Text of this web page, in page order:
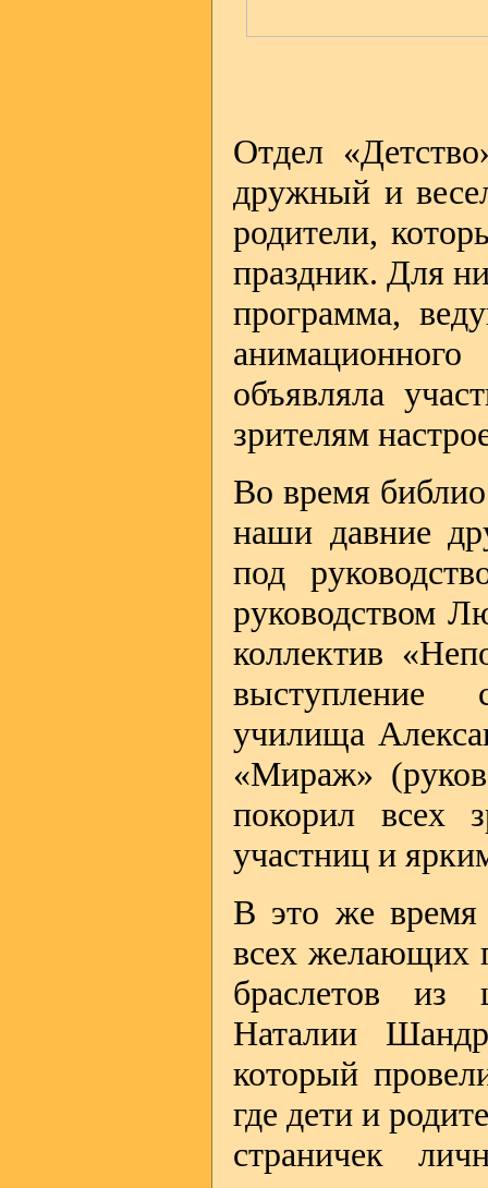
Отдел
дружный и
родители,
праздник. Для
программа,
объявляла
зрителям
Во время
наши давние
под
руководством
коллектив
выступление
училища
«Мираж»
покорил всех
участниц и
В это же время
всех желающих
браслетов из
Наталии
который
где дети и
страничек